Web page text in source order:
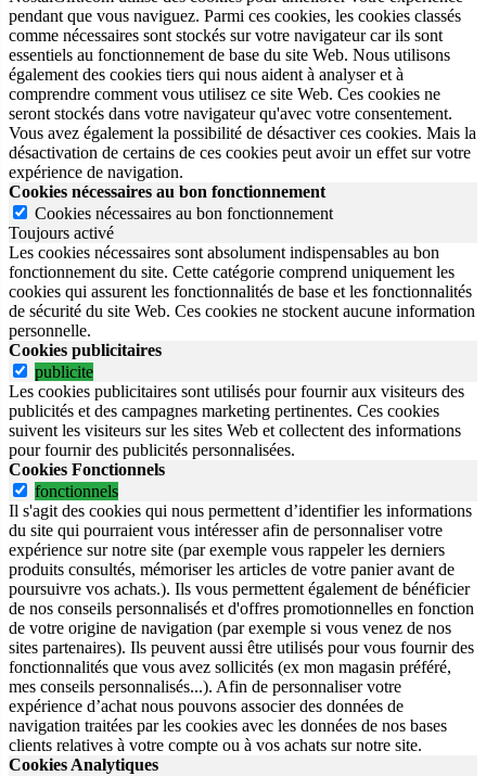
pendant que vous naviguez. Parmi ces cookies, les cookies classés
comme nécessaires sont stockés sur votre navigateur car ils sont
essentiels au fonctionnement de base du site Web. Nous utilisons
également des cookies tiers qui nous aident à analyser et à
comprendre comment vous utilisez ce site Web. Ces cookies ne
seront stockés dans votre navigateur qu'avec votre consentement.
Vous avez également la possibilité de désactiver ces cookies. Mais la
désactivation de certains de ces cookies peut avoir un effet sur votre
expérience de navigation.
Cookies nécessaires au bon fonctionnement
Cookies nécessaires au bon fonctionnement
Toujours activé
Les cookies nécessaires sont absolument indispensables au bon
fonctionnement du site. Cette catégorie comprend uniquement les
cookies qui assurent les fonctionnalités de base et les fonctionnalités
de sécurité du site Web. Ces cookies ne stockent aucune information
personnelle.
Cookies publicitaires
publicite
Les cookies publicitaires sont utilisés pour fournir aux visiteurs des
publicités et des campagnes marketing pertinentes. Ces cookies
suivent les visiteurs sur les sites Web et collectent des informations
pour fournir des publicités personnalisées.
Cookies Fonctionnels
fonctionnels
Il s'agit des cookies qui nous permettent d’identifier les informations
du site qui pourraient vous intéresser afin de personnaliser votre
expérience sur notre site (par exemple vous rappeler les derniers
produits consultés, mémoriser les articles de votre panier avant de
poursuivre vos achats.). Ils vous permettent également de bénéficier
de nos conseils personnalisés et d'offres promotionnelles en fonction
de votre origine de navigation (par exemple si vous venez de nos
sites partenaires). Ils peuvent aussi être utilisés pour vous fournir des
fonctionnalités que vous avez sollicités (ex mon magasin préféré,
mes conseils personnalisés...). Afin de personnaliser votre
expérience d’achat nous pouvons associer des données de
navigation traitées par les cookies avec les données de nos bases
clients relatives à votre compte ou à vos achats sur notre site.
Cookies Analytiques